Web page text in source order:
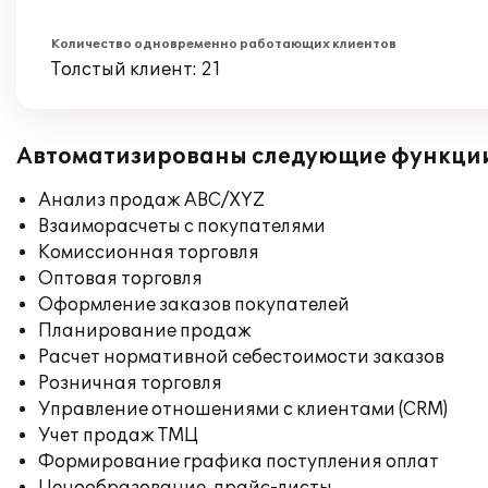
Количество одновременно работающих клиентов
Толстый клиент: 21
Автоматизированы следующие
Анализ продаж ABC/XYZ
Взаиморасчеты с покупателями
Комиссионная торговля
Оптовая торговля
Оформление заказов покупателей
Планирование продаж
Расчет нормативной себестоимости заказов
Розничная торговля
Управление отношениями с клиентами (CRM)
Учет продаж ТМЦ
Формирование графика поступления оплат